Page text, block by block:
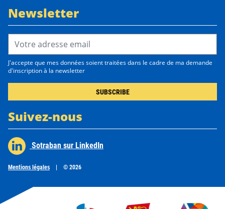
Newsletter
Email Address*
J'accepte que mes données soient traitées dans le cadre de ma demande
d'inscription à la newsletter
Suivez-nous
Sotraban sur LinkedIn
Mentions légales | © 2026